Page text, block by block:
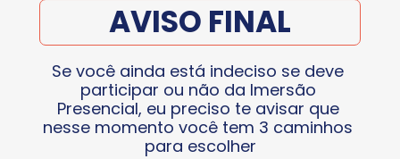
AVISO FINAL
Se você ainda está indeciso se deve
participar ou não da Imersão
Presencial, eu preciso te avisar que
nesse momento você tem 3 caminhos
para escolher